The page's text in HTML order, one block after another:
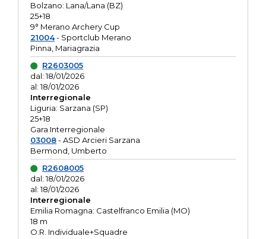
Bolzano: Lana/Lana (BZ)
25+18
9° Merano Archery Cup
21004- Sportclub Merano
Pinna, Mariagrazia
R2603005
dal: 18/01/2026
al: 18/01/2026
Interregionale
Liguria: Sarzana (SP)
25+18
Gara Interregionale
03008- ASD Arcieri Sarzana
Bermond, Umberto
R2608005
dal: 18/01/2026
al: 18/01/2026
Interregionale
Emilia Romagna: Castelfranco Emilia (MO)
18 m
O.R. Individuale+Squadre